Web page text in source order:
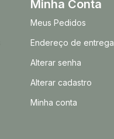
Minha Conta
Meus Pedidos
Endereço de entrega
Alterar senha
Alterar cadastro
Minha conta